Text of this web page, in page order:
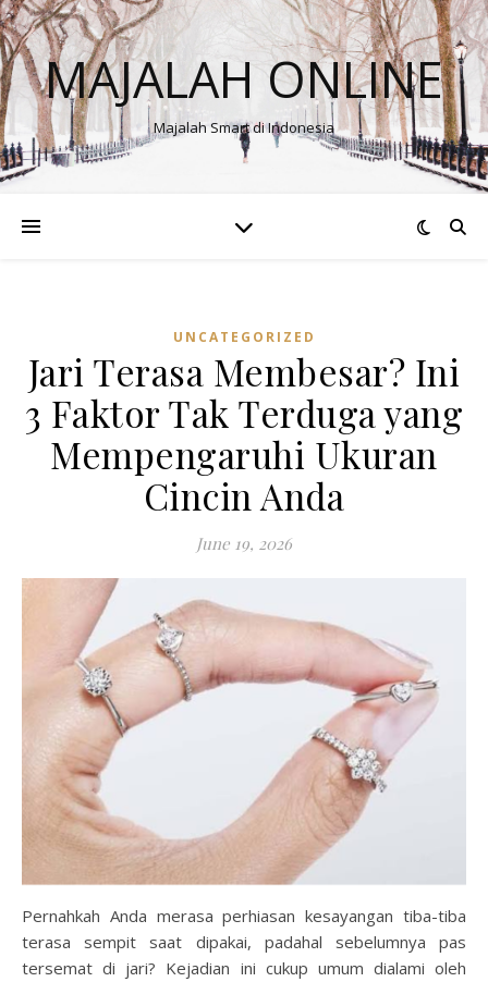
MAJALAH ONLINE
Majalah Smart di Indonesia
UNCATEGORIZED
Jari Terasa Membesar? Ini
3 Faktor Tak Terduga yang
Mempengaruhi Ukuran
Cincin Anda
June 19, 2026
Pernahkah Anda merasa perhiasan kesayangan tiba-tiba
terasa sempit saat dipakai, padahal sebelumnya pas
tersemat di jari? Kejadian ini cukup umum dialami oleh